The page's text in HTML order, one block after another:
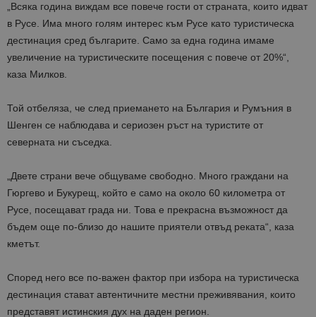
„Всяка година виждам все повече гости от страната, които идват
в Русе. Има много голям интерес към Русе като туристическа
дестинация сред българите. Само за една година имаме
увеличение на туристическите посещения с повече от 20%“,
каза Милков.
Той отбеляза, че след приемането на България и Румъния в
Шенген се наблюдава и сериозен ръст на туристите от
северната ни съседка.
„Двете страни вече общуваме свободно. Много граждани на
Гюргево и Букурещ, който е само на около 60 километра от
Русе, посещават града ни. Това е прекрасна възможност да
бъдем още по-близо до нашите приятели отвъд реката“, каза
кметът.
Според него все по-важен фактор при избора на туристическа
дестинация стават автентичните местни преживявания, които
представят истинския дух на даден регион.